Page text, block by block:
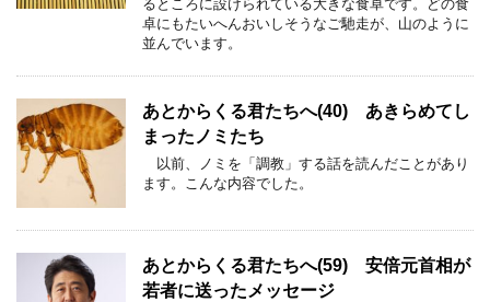
るところに設けられている大きな食卓です。どの食
卓にもたいへんおいしそうなご馳走が、山のように
並んでいます。
あとからくる君たちへ(40) あきらめてし
まったノミたち
以前、ノミを「調教」する話を読んだことがあり
ます。こんな内容でした。
あとからくる君たちへ(59) 安倍元首相が
若者に送ったメッセージ